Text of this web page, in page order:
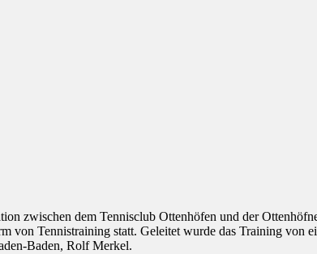
zwischen dem Tennisclub Ottenhöfen und der
von Tennistraining statt. Geleitet wurde das Training
Baden, Rolf Merkel.